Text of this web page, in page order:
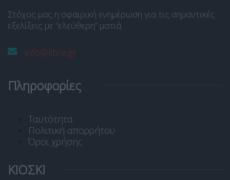
Στόχος μας η σφαιρική ενημέρωση για τις σημαντικές
εξελίξεις με “ελεύθερη” ματιά.
info@libre.gr
Πληροφορίες
Ταυτότητα
Πολιτική απορρήτου
Όροι χρήσης
ΚΙΟΣΚΙ